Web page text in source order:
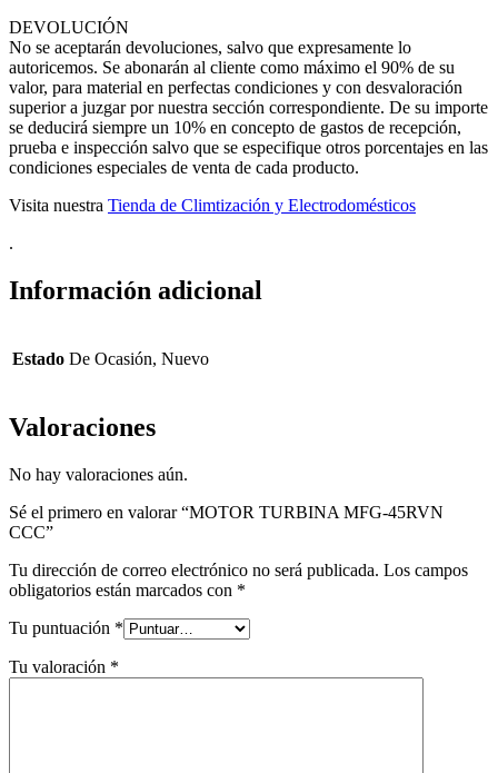
DEVOLUCIÓN
No se aceptarán devoluciones, salvo que expresamente lo
autoricemos. Se abonarán al cliente como máximo el 90% de su
valor, para material en perfectas condiciones y con desvaloración
superior a juzgar por nuestra sección correspondiente. De su importe
se deducirá siempre un 10% en concepto de gastos de recepción,
prueba e inspección salvo que se especifique otros porcentajes en las
condiciones especiales de venta de cada producto.
Visita nuestra Tienda de Climtización y Electrodomésticos
.
Información adicional
Estado De Ocasión, Nuevo
Valoraciones
No hay valoraciones aún.
Sé el primero en valorar “MOTOR TURBINA MFG-45RVN
CCC”
Tu dirección de correo electrónico no será publicada. Los campos
obligatorios están marcados con *
Tu puntuación *
Tu valoración *